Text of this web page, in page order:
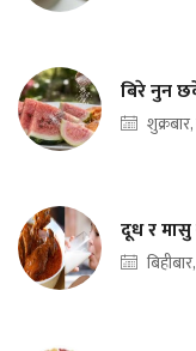
बिरे नुन
दूध र